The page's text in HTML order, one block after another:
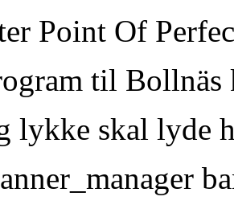
Point Of
til Bollnäs
lykke skal lyde